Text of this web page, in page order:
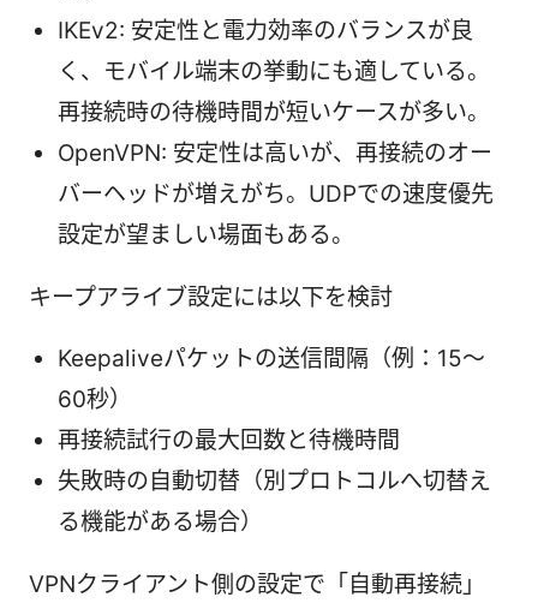
IKEv2: 安定性と電力効率のバランスが良
く、モバイル端末の挙動にも適している。
再接続時の待機時間が短いケースが多い。
OpenVPN: 安定性は高いが、再接続のオー
バーヘッドが増えがち。UDPでの速度優先
設定が望ましい場面もある。
キープアライブ設定には以下を検討
Keepaliveパケットの送信間隔（例：15〜
60秒）
再接続試行の最大回数と待機時間
失敗時の自動切替（別プロトコルへ切替え
る機能がある場合）
VPNクライアント側の設定で「自動再接続」